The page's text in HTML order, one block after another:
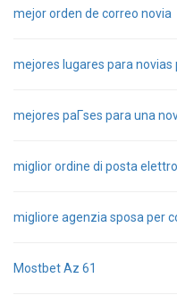
mejor orden de correo novia
mejores lugares para novias
mejores paГ­ses para una
miglior ordine di posta
migliore agenzia sposa per
Mostbet Az 61